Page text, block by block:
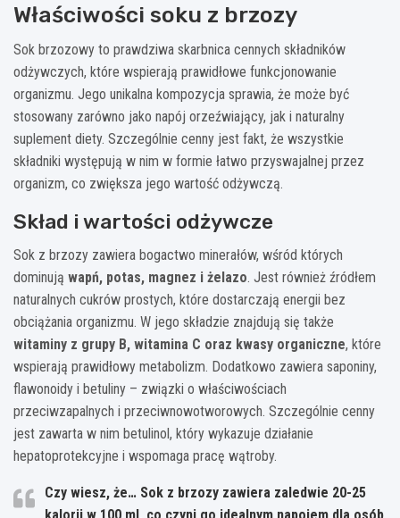
Właściwości soku z brzozy
Sok brzozowy to prawdziwa skarbnica cennych składników
odżywczych, które wspierają prawidłowe funkcjonowanie
organizmu. Jego unikalna kompozycja sprawia, że może być
stosowany zarówno jako napój orzeźwiający, jak i naturalny
suplement diety. Szczególnie cenny jest fakt, że wszystkie
składniki występują w nim w formie łatwo przyswajalnej przez
organizm, co zwiększa jego wartość odżywczą.
Skład i wartości odżywcze
Sok z brzozy zawiera bogactwo minerałów, wśród których
dominują wapń, potas, magnez i żelazo. Jest również źródłem
naturalnych cukrów prostych, które dostarczają energii bez
obciążania organizmu. W jego składzie znajdują się także
witaminy z grupy B, witamina C oraz kwasy organiczne, które
wspierają prawidłowy metabolizm. Dodatkowo zawiera saponiny,
flawonoidy i betuliny – związki o właściwościach
przeciwzapalnych i przeciwnowotworowych. Szczególnie cenny
jest zawarta w nim betulinol, który wykazuje działanie
hepatoprotekcyjne i wspomaga pracę wątroby.
Czy wiesz, że… Sok z brzozy zawiera zaledwie 20-25